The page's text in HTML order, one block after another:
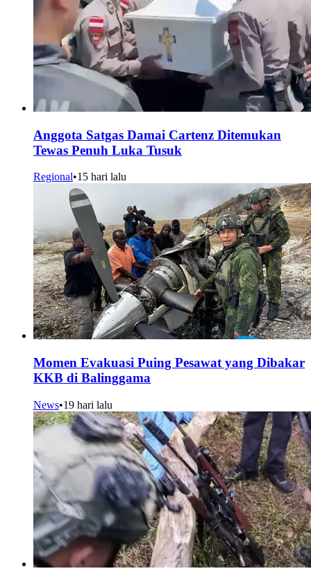
Anggota Satgas Damai Cartenz Ditemukan
Tewas Penuh Luka Tusuk
Regional•15 hari lalu
Momen Evakuasi Puing Pesawat yang Dibakar
KKB di Balinggama
News•19 hari lalu